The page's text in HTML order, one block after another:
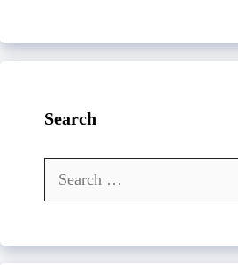
Search
Search
for: